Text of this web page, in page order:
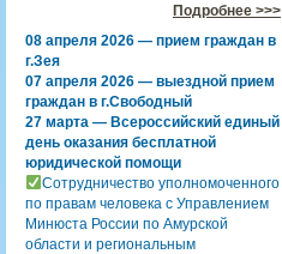
Подробнее >>>
08 апреля 2026 — прием граждан в
г.Зея
07 апреля 2026 — выездной прием
граждан в г.Свободный
27 марта — Всероссийский единый
день оказания бесплатной
юридической помощи
Сотрудничество уполномоченного
по правам человека с Управлением
Минюста России по Амурской
области и региональным